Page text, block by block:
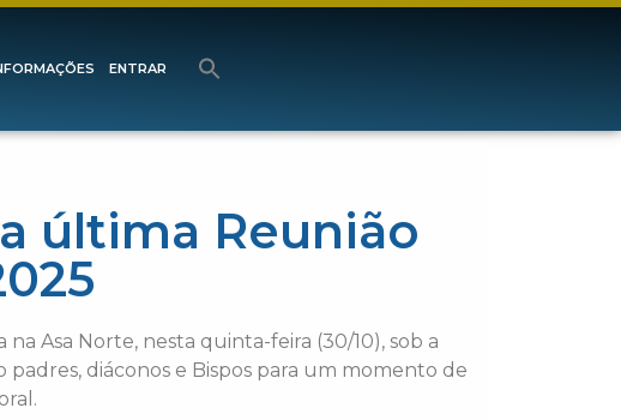
ENTRAR
última Reunião
Asa Norte, nesta quinta-feira (30/10), sob a
diáconos e Bispos para um momento de